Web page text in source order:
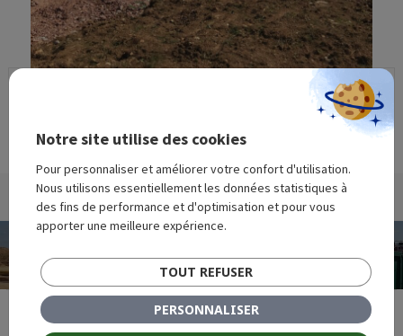
Centre de tir
Publié
le
14 avril 2023
Taille
réelle
1536 × 2048
Navigation
de
l’article
Le chantier des Jeux Olympiques 2024
Notre site utilise des cookies
Pour personnaliser et améliorer votre confort d'utilisation.
Nous utilisons essentiellement les données statistiques à
des fins de performance et d'optimisation et pour vous
apporter une meilleure expérience.
TOUT REFUSER
PERSONNALISER